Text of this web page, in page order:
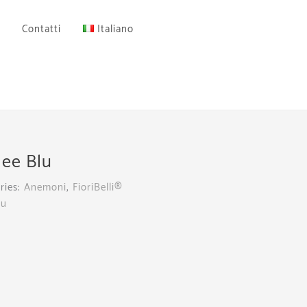
Contatti Italiano
Blu
Anemoni, FioriBelli®